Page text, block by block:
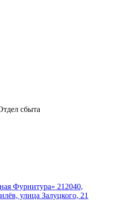
сбыта
Фурнитура» 212040,
улица Залуцкого, 21